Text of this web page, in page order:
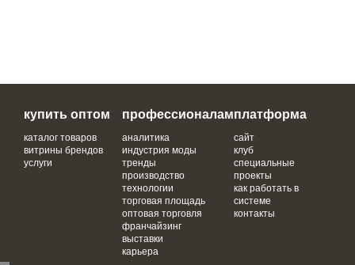
купить оптом
каталог товаров
витрины брендов
услуги
профессионалам
аналитика
индустрия моды
тренды
производство
технологии
торговая площадь
оптовая торговля
франчайзинг
выставки
карьера
платформа
сайт
клуб
специальные
проекты
как работать в
системе
контакты